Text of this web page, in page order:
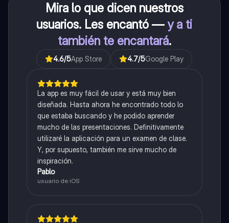
Mira lo que dicen nuestros
usuarios. Les encantó —y a ti
también te encantará.
4.6/5App Store 4.7/5Google Play
La app es muy fácil de usar y está muy bien
diseñada. Hasta ahora he encontrado todo lo
que estaba buscando y he podido aprender
mucho de las presentaciones. Definitivamente
utilizaré la aplicación para un examen de clase.
Y, por supuesto, también me sirve mucho de
inspiración.
Pablo
usuario de iOS